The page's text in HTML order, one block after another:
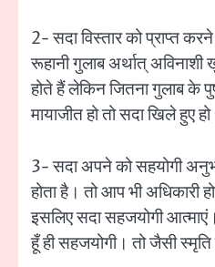
2- सदा विस्तार को प्राप्त
रूहानी गुलाब अर्थात्
होते हैं लेकिन जितना गुलाब के
मायाजीत हो तो सदा खिले हुए
3- सदा अपने को सहयोगी
होता है। तो आप भी अधिकारी
इसलिए सदा सहजयोगी
हूँ ही सहजयोगी। तो जैसी